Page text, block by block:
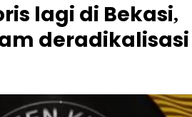
lagi di Bekasi,
deradikalisasi